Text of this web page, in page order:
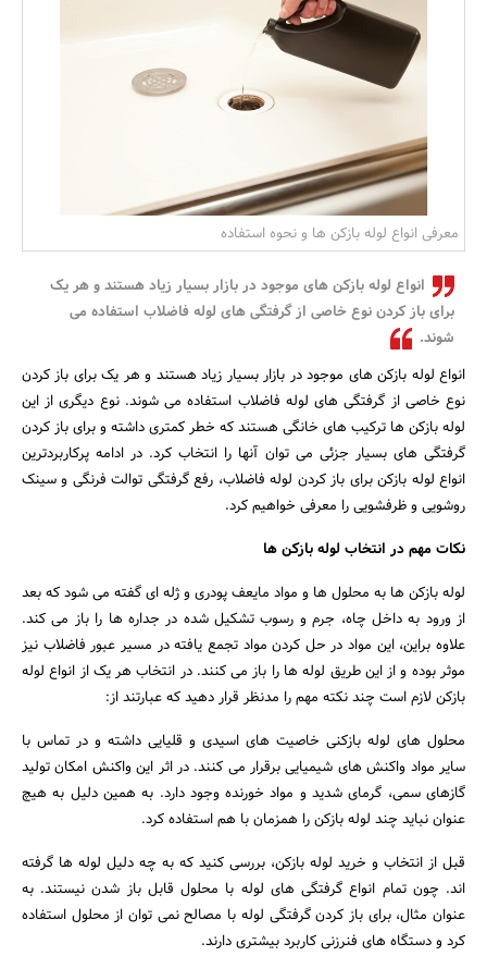
بانک، بیمه و سرمایه
مسکن و ساختمان
معرفی انواع لوله بازکن ها و نحوه استفاده
انواع لوله بازکن های موجود در بازار بسیار زیاد هستند و هر یک
برای باز کردن نوع خاصی از گرفتگی های لوله فاضلاب استفاده می
شوند.
انواع لوله بازکن های موجود در بازار بسیار زیاد هستند و هر یک برای باز کردن
نوع خاصی از گرفتگی های لوله فاضلاب استفاده می شوند. نوع دیگری از این
لوله بازکن ها ترکیب های خانگی هستند که خطر کمتری داشته و برای باز کردن
گرفتگی های بسیار جزئی می توان آنها را انتخاب کرد. در ادامه پرکاربردترین
انواع لوله بازکن برای باز کردن لوله فاضلاب، رفع گرفتگی توالت فرنگی و سینک
روشویی و ظرفشویی را معرفی خواهیم کرد.
نکات مهم در انتخاب لوله بازکن ها
لوله بازکن ها به محلول ها و مواد مایعف پودری و ژله ای گفته می شود که بعد
از ورود به داخل چاه، جرم و رسوب تشکیل شده در جداره ها را باز می کند.
علاوه براین، این مواد در حل کردن مواد تجمع یافته در مسیر عبور فاضلاب نیز
موثر بوده و از این طریق لوله ها را باز می کنند. در انتخاب هر یک از انواع لوله
بازکن لازم است چند نکته مهم را مدنظر قرار دهید که عبارتند از:
محلول های لوله بازکنی خاصیت های اسیدی و قلیایی داشته و در تماس با
سایر مواد واکنش های شیمیایی برقرار می کنند. در اثر این واکنش امکان تولید
گازهای سمی، گرمای شدید و مواد خورنده وجود دارد. به همین دلیل به هیچ
عنوان نباید چند لوله بازکن را همزمان با هم استفاده کرد.
قبل از انتخاب و خرید لوله بازکن، بررسی کنید که به چه دلیل لوله ها گرفته
اند. چون تمام انواع گرفتگی های لوله با محلول قابل باز شدن نیستند. به
عنوان مثال، برای باز کردن گرفتگی لوله با مصالح نمی توان از محلول استفاده
کرد و دستگاه های فنرزنی کاربرد بیشتری دارند.